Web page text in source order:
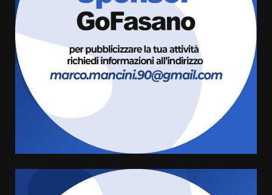
Politiche Giovanili e Mobilità
Sostenibile: premiati gli studenti
universitari del bando “La strada
giusta”
8 Agosto 2026 07:15
“I Contestatori: Musica di
Rivoluzione”: nuovo
appuntamento con “Fasano in
Banda”
amarezza per esclusione dal
campionato di calcio”